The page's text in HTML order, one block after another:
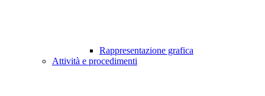
Rappresentazione grafica
Attività e procedimenti